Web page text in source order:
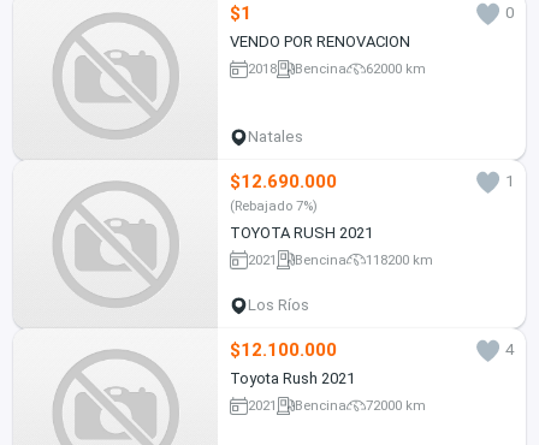
$1
0
VENDO POR RENOVACION
2018 Bencina 62000 km
Natales
$12.690.000 1
(Rebajado 7%)
TOYOTA RUSH 2021
2021 Bencina 118200 km
Los Ríos
$12.100.000
4
Toyota Rush 2021
2021 Bencina 72000 km